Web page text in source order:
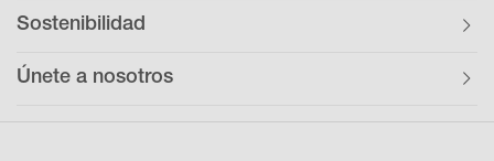
Sostenibilidad
Únete a nosotros